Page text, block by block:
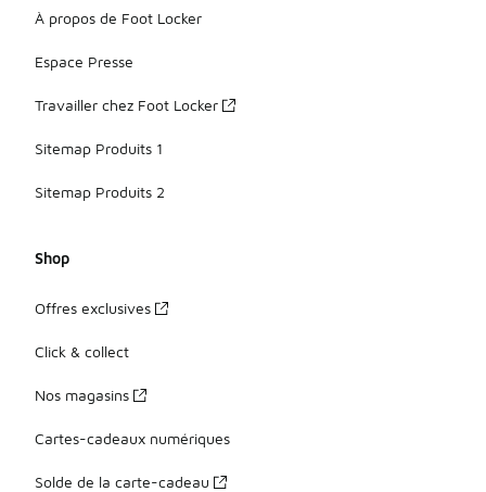
À propos de Foot Locker
Espace Presse
Travailler chez Foot Locker
Sitemap Produits 1
Sitemap Produits 2
Shop
Offres exclusives
Click & collect
Nos magasins
Cartes-cadeaux numériques
Solde de la carte-cadeau